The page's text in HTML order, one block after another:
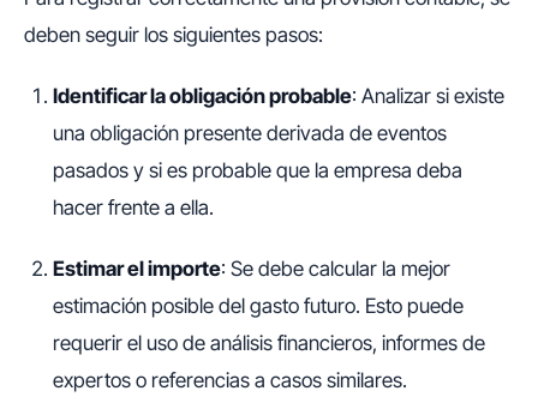
deben seguir los siguientes pasos:
Identificar la obligación probable: Analizar si existe
una obligación presente derivada de eventos
pasados y si es probable que la empresa deba
hacer frente a ella.
Estimar el importe: Se debe calcular la mejor
estimación posible del gasto futuro. Esto puede
requerir el uso de análisis financieros, informes de
expertos o referencias a casos similares.